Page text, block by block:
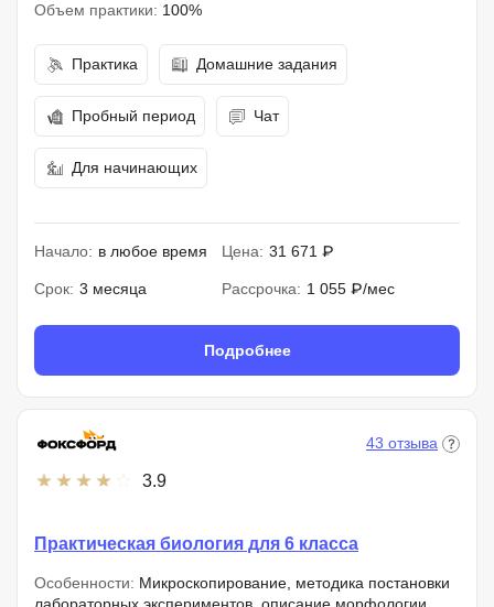
Объем практики: 100%
Практика Домашние задания
Пробный период Чат
Для начинающих
Начало: в любое время Цена: 31 671 ₽
Срок: 3 месяца Рассрочка: 1 055 ₽/мес
Подробнее
3.9
43 отзыва
Практическая биология для 6 класса
Особенности: Микроскопирование, методика постановки